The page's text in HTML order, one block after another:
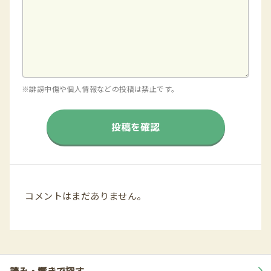
※誹謗中傷や個人情報などの投稿は禁止です。
投稿を確認
コメントはまだありません。